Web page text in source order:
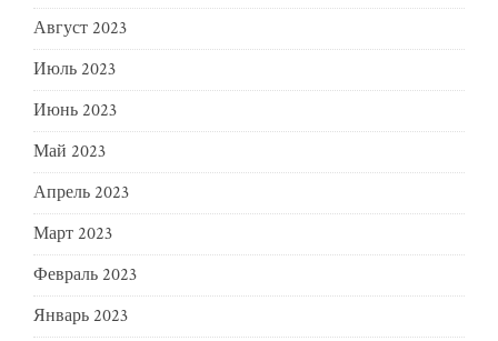
Август 2023
Июль 2023
Июнь 2023
Май 2023
Апрель 2023
Март 2023
Февраль 2023
Январь 2023